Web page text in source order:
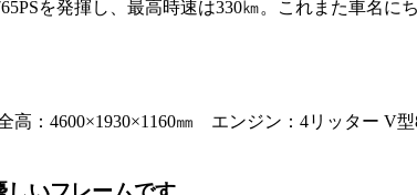
を発揮し、最高時速は330㎞。これまた車名に
全高：4600×1930×1160㎜ エンジン：4リッター